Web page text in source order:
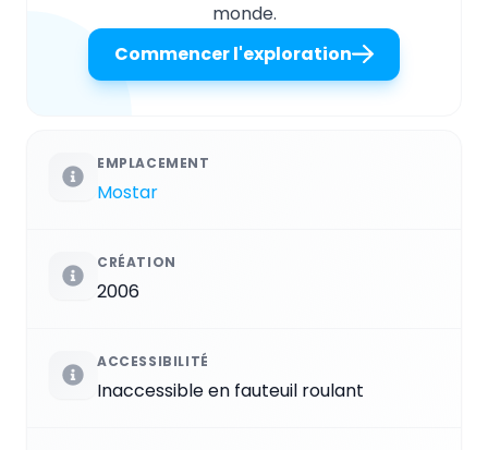
monde.
Commencer l'exploration
EMPLACEMENT
Mostar
CRÉATION
2006
ACCESSIBILITÉ
Inaccessible en fauteuil roulant